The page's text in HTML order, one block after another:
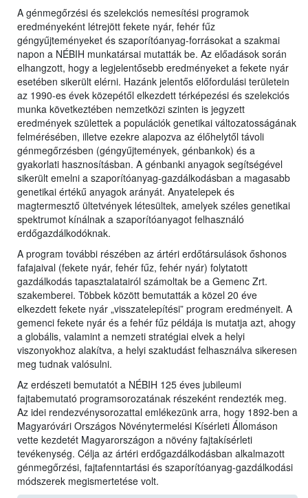
A génmegőrzési és szelekciós nemesítési programok
eredményeként létrejött fekete nyár, fehér fűz
géngyűjteményeket és szaporítóanyag-forrásokat a szakmai
napon a NÉBIH munkatársai mutatták be. Az előadások során
elhangzott, hogy a legjelentősebb eredményeket a fekete nyár
esetében sikerült elérni. Hazánk jelentős előfordulási területein
az 1990-es évek közepétől elkezdett térképezési és szelekciós
munka következtében nemzetközi szinten is jegyzett
eredmények születtek a populációk genetikai változatosságának
felmérésében, illetve ezekre alapozva az élőhelytől távoli
génmegőrzésben (géngyűjtemények, génbankok) és a
gyakorlati hasznosításban. A génbanki anyagok segítségével
sikerült emelni a szaporítóanyag-gazdálkodásban a magasabb
genetikai értékű anyagok arányát. Anyatelepek és
magtermesztő ültetvények létesültek, amelyek széles genetikai
spektrumot kínálnak a szaporítóanyagot felhasználó
erdőgazdálkodóknak.
A program további részében az ártéri erdőtársulások őshonos
fafajaival (fekete nyár, fehér fűz, fehér nyár) folytatott
gazdálkodás tapasztalatairól számoltak be a Gemenc Zrt.
szakemberei. Többek között bemutatták a közel 20 éve
elkezdett fekete nyár „visszatelepítési” program eredményeit. A
gemenci fekete nyár és a fehér fűz példája is mutatja azt, ahogy
a globális, valamint a nemzeti stratégiai elvek a helyi
viszonyokhoz alakítva, a helyi szaktudást felhasználva sikeresen
meg tudnak valósulni.
Az erdészeti bemutatót a NÉBIH 125 éves jubileumi
fajtabemutató programsorozatának részeként rendezték meg.
Az idei rendezvénysorozattal emlékezünk arra, hogy 1892-ben a
Magyaróvári Országos Növénytermelési Kísérleti Állomáson
vette kezdetét Magyarországon a növény fajtakísérleti
tevékenység. Célja az ártéri erdőgazdálkodásban alkalmazott
génmegőrzési, fajtafenntartási és szaporítóanyag-gazdálkodási
módszerek megismertetése volt.